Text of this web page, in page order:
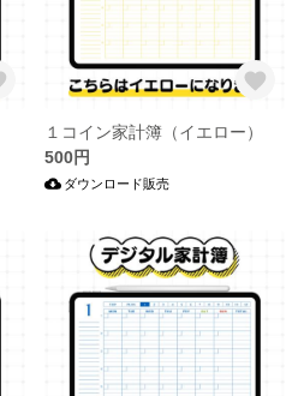
１コイン家計簿（イエロー）
500円
ダウンロード販売